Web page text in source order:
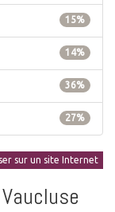
15%
14%
36%
27%
sur un site Internet